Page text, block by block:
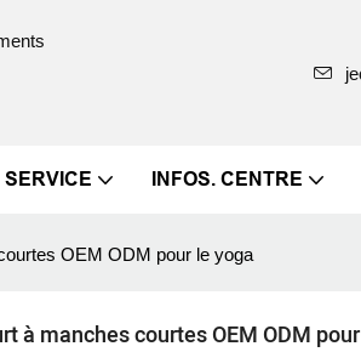
SERVICE INFOS. CENTRE
OEM ODM pour le yoga
à manches courtes OEM ODM